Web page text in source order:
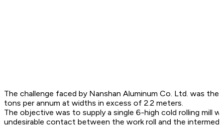
The challenge faced by Nanshan Aluminum Co. Ltd. was
tons per annum at widths in excess of 2.2 meters.
The objective was to supply a single 6-high cold rolling mill
undesirable contact between the work roll and the